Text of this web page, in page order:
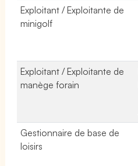
Exploitant / Exploitante de
minigolf
Exploitant / Exploitante de
manège forain
Gestionnaire de base de
loisirs